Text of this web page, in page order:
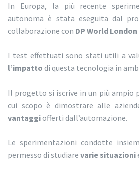
In Europa, la più recente
autonoma è stata eseguita dal
collaborazione con DP World
I test effettuati sono stati utili a
l’impatto di questa tecnologia in
Il progetto si iscrive in un più ampio
cui scopo è dimostrare alle
vantaggiofferti dall’automazione.
Le sperimentazioni condotte
permesso di studiare varie situazioni